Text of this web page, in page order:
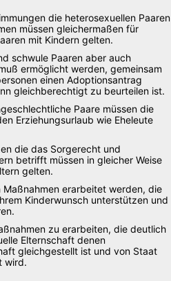
die heterosexuellen Paaren
müssen gleichermaßen für
mit Kindern gelten.
schwule Paaren aber auch
ermöglicht werden, gemeinsam
einen Adoptionsantrag
gleichberechtigt zu beurteilen ist.
Paare müssen die
Erziehungsurlaub wie Eheleute
die das Sorgerecht und
betrifft müssen in gleicher Weise
gelten.
Maßnahmen erarbeitet werden, die
Kinderwunsch unterstützen und
zu erarbeiten, die deutlich
Elternschaft denen
gleichgestellt ist und von Staat
wird.